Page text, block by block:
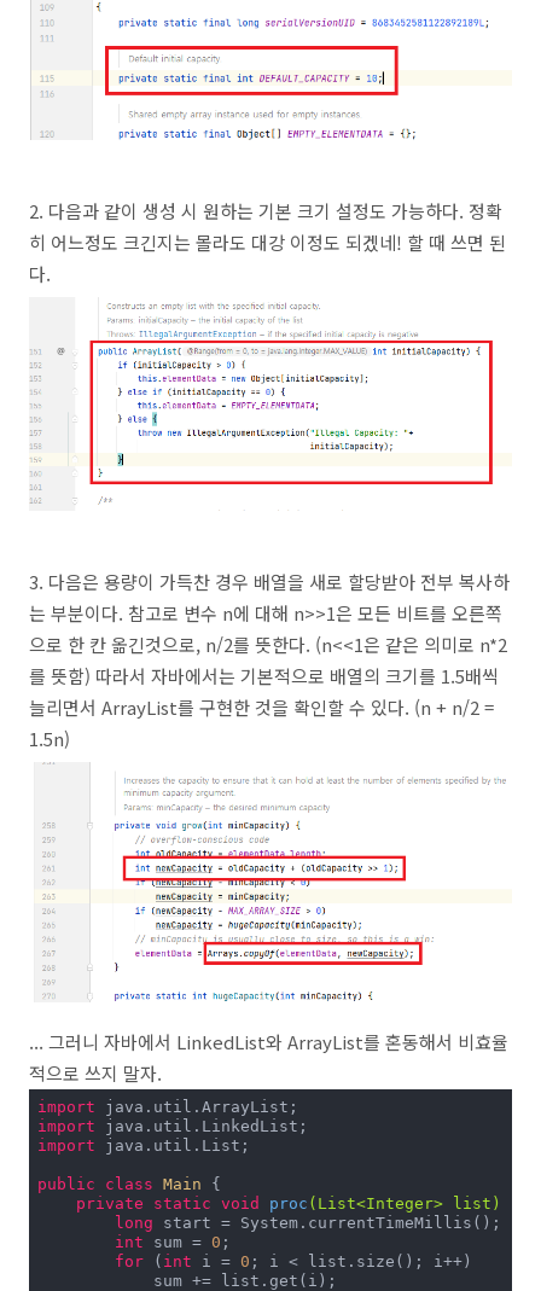
2. 다음과 같이 생성 시 원하는 기본 크기 설정도 가능하다. 정확
히 어느정도 크긴지는 몰라도 대강 이정도 되겠네! 할 때 쓰면 된
다.
3. 다음은 용량이 가득찬 경우 배열을 새로 할당받아 전부 복사하
는 부분이다. 참고로 변수 n에 대해 n>>1은 모든 비트를 오른쪽
으로 한 칸 옮긴것으로, n/2를 뜻한다. (n<<1은 같은 의미로 n*2
를 뜻함) 따라서 자바에서는 기본적으로 배열의 크기를 1.5배씩
늘리면서 ArrayList를 구현한 것을 확인할 수 있다. (n + n/2 =
1.5n)
... 그러니 자바에서 LinkedList와 ArrayList를 혼동해서 비효율
적으로 쓰지 말자.
import
import
import java.util.List;
public class Main
{
private
static void proc (List<Integer> list)
long start = System.currentTimeMillis();
int sum = 0 ;
for ( int i = 0 ; i < list.size(); i++)
            sum += list.get(i);